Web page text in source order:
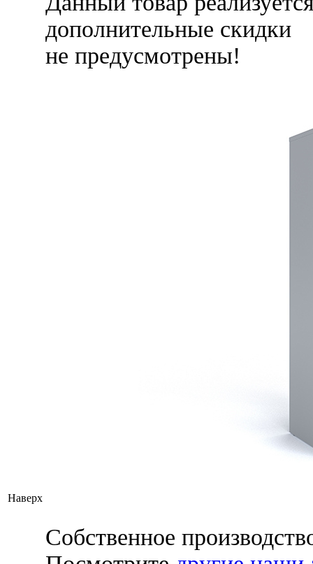
Наверх
дополнительные скидки
не предусмотрены!
Собственное